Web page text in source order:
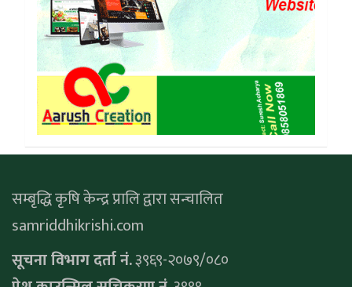
सम्बृद्धि कृषि केन्द्र प्रालि द्वारा सन्चालित
samriddhikrishi.com
सूचना विभाग दर्ता नं.३९६९-२०७९/०८०